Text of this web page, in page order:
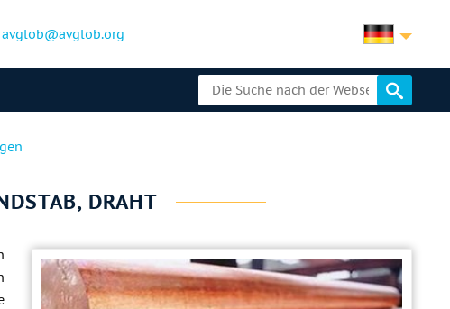
avglob@avglob.org
DRAHT